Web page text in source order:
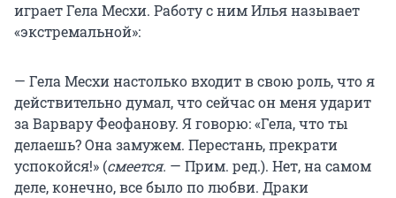
играет Гела Месхи. Работу с ним Илья называет
«экстремальной»:
— Гела Месхи настолько входит в свою роль, что я
действительно думал, что сейчас он меня ударит
за Варвару Феофанову. Я говорю: «Гела, что ты
делаешь? Она замужем. Перестань, прекрати
успокойся!» (смеется. — Прим. ред.). Нет, на самом
деле, конечно, все было по любви. Драки